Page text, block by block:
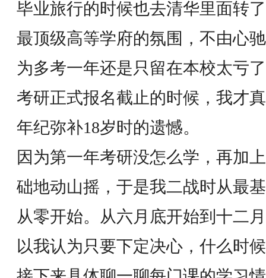
毕业旅行的时候也去清华里面转
最顶级高等学府的氛围，不由心
为多考一年还是只留在本校太亏
考研正式报名截止的时候，我才
年纪弥补18岁时的遗憾。
因为第一年考研没怎么学，再加
础地动山摇，于是我二战时从最
从零开始。从六月底开始到十二
以我认为只要下定决心，什么时